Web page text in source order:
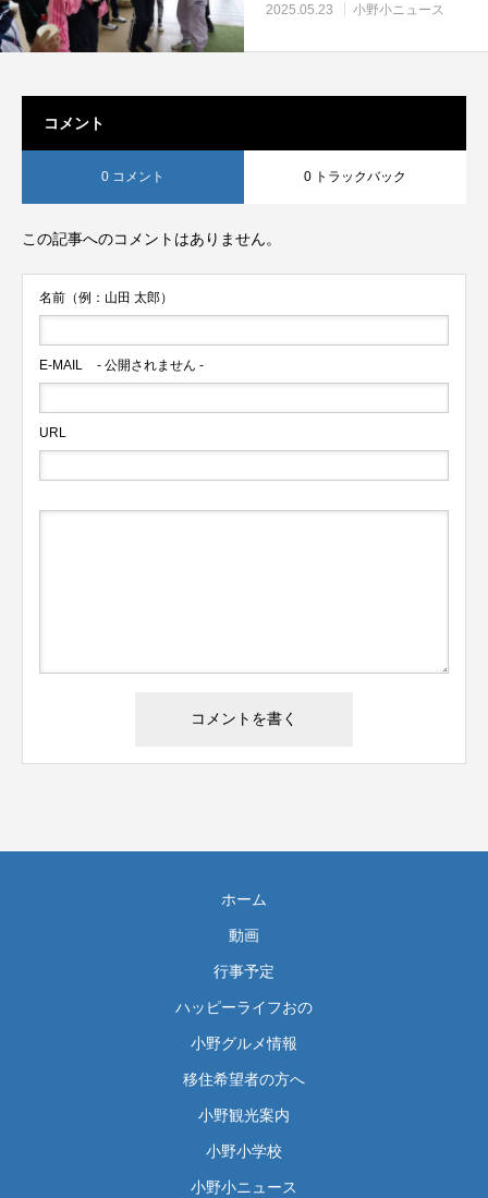
2025.05.23 小野小ニュース
コメント
0 コメント 0 トラックバック
この記事へのコメントはありません。
名前（例：山田 太郎）
E-MAIL - 公開されません -
URL
ホーム
動画
行事予定
ハッピーライフおの
小野グルメ情報
移住希望者の方へ
小野観光案内
小野小学校
小野小ニュース